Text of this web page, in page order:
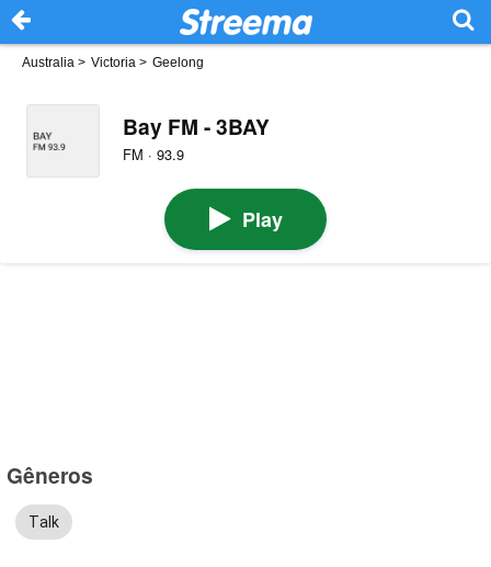
Australia > Victoria > Geelong
Bay FM - 3BAY
FM · 93.9
Play
Gêneros
Talk